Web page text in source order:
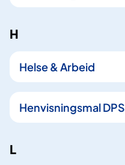
H
Helse & Arbeid
Henvisningsmal DPS
L